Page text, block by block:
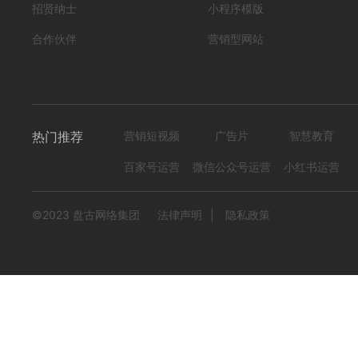
招贤纳士
合作伙伴
小程序模版
营销型网站
热门推荐 营销短视频 广告片 智慧教育
百家号运营 微信公众号运营 小红书运营
©2023 盘古网络集团 法律声明 隐私政策